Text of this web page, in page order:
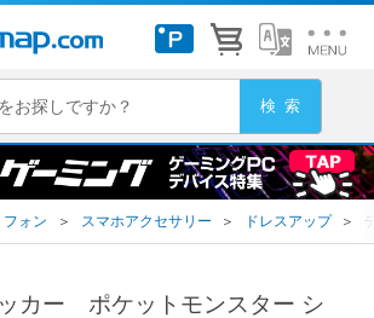
フォン ＞ スマホアクセサリー ＞ ドレスアップ ＞
カー ポケットモンスター シ